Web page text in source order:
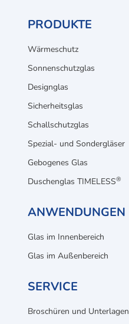
PRODUKTE
Wärmeschutz
Sonnenschutzglas
Designglas
Sicherheitsglas
Schallschutzglas
Spezial- und Sondergläser
Gebogenes Glas
Duschenglas TIMELESS®
ANWENDUNGEN
Glas im Innenbereich
Glas im Außenbereich
SERVICE
Broschüren und Unterlagen